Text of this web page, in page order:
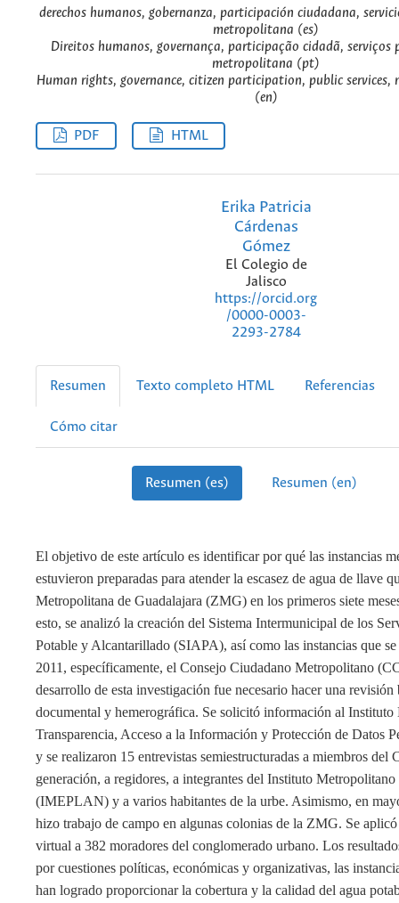
derechos humanos, gobernanza, participación ciudadana,
metropolitana (es)
Direitos humanos, governança, participação cidadã, serviços
metropolitana (pt)
Human rights, governance, citizen participation, public services,
(en)
PDF HTML
Erika Patricia
Cárdenas
Gómez
El Colegio de
Jalisco
https://orcid.org
/0000-0003-
2293-2784
Resumen Texto completo HTML Referencias
Cómo citar
Resumen (es) Resumen (en)
El objetivo de este artículo es identificar por qué las instancias
estuvieron preparadas para atender la escasez de agua de llave
Metropolitana de Guadalajara (ZMG) en los primeros siete
esto, se analizó la creación del Sistema Intermunicipal de los
Potable y Alcantarillado (SIAPA), así como las instancias que se
2011, específicamente, el Consejo Ciudadano Metropolitano
desarrollo de esta investigación fue necesario hacer una
documental y hemerográfica. Se solicitó información al Instituto
Transparencia, Acceso a la Información y Protección de Datos
y se realizaron 15 entrevistas semiestructuradas a miembros del
generación, a regidores, a integrantes del Instituto Metropolitano
(IMEPLAN) y a varios habitantes de la urbe. Asimismo, en
hizo trabajo de campo en algunas colonias de la ZMG. Se aplicó
virtual a 382 moradores del conglomerado urbano. Los
por cuestiones políticas, económicas y organizativas, las
han logrado proporcionar la cobertura y la calidad del agua